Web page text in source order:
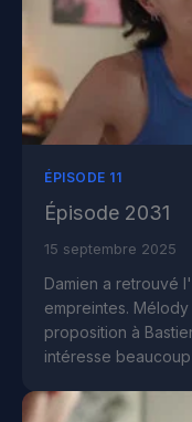
ÉPISODE 11
Épisode 2031
15 septembre 2025
Damien a retrouvé
empreintes.
proposition à
intéresse